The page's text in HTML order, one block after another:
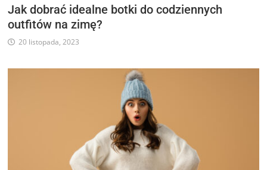
Jak dobrać idealne botki do codziennych
outfitów na zimę?
20 listopada, 2023